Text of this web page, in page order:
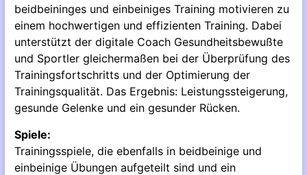
beidbeininges und einbeiniges Training motivieren zu
einem hochwertigen und effizienten Training. Dabei
unterstützt der digitale Coach Gesundheitsbewußte
und Sportler gleichermaßen bei der Überprüfung des
Trainingsfortschritts und der Optimierung der
Trainingsqualität. Das Ergebnis: Leistungssteigerung,
gesunde Gelenke und ein gesunder Rücken.
Spiele:
Trainingsspiele, die ebenfalls in beidbeinige und
einbeinige Übungen aufgeteilt sind und ein